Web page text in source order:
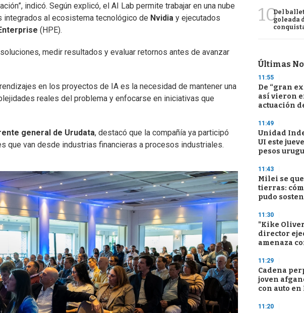
indicó. Según explicó, el AI Lab permite trabajar en una nube
al ecosistema tecnológico de Nvidia y ejecutados
(HPE).
medir resultados y evaluar retornos antes de avanzar
en los proyectos de IA es la necesidad de mantener una
reales del problema y enfocarse en iniciativas que
general de Urudata, destacó que la compañía ya participó
que van desde industrias financieras a procesos industriales.
10Del
goleada
Últimas
11:55
De “gran
así vieron
actuación
11:49
Unidad
UI este
pesos
11:43
Milei se
tierras:
pudo
11:30
"Kike
director
amenaza
11:29
Cadena
joven
con auto en
11:20